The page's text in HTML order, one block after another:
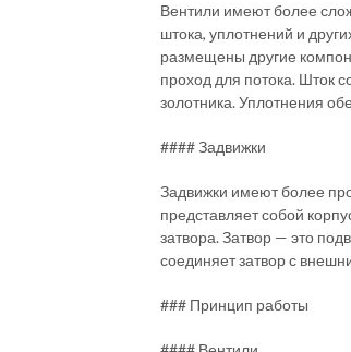
Вентили имеют более
штока, уплотнений и
размещены другие
проход для потока. Шток
золотника. Уплотнения
#### Задвижки
Задвижки имеют более
представляет собой
затвора. Затвор — это
соединяет затвор с
### Принцип работы